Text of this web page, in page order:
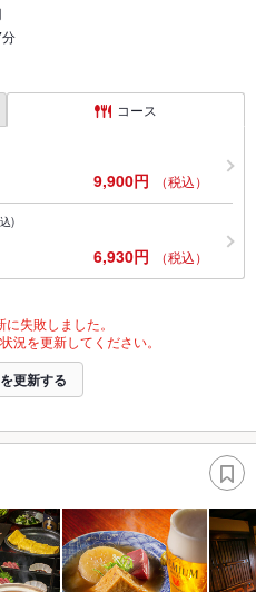
コース
9,900円 （税込）
)
6,930円 （税込）
失敗しました。
況を更新してください。
更新する